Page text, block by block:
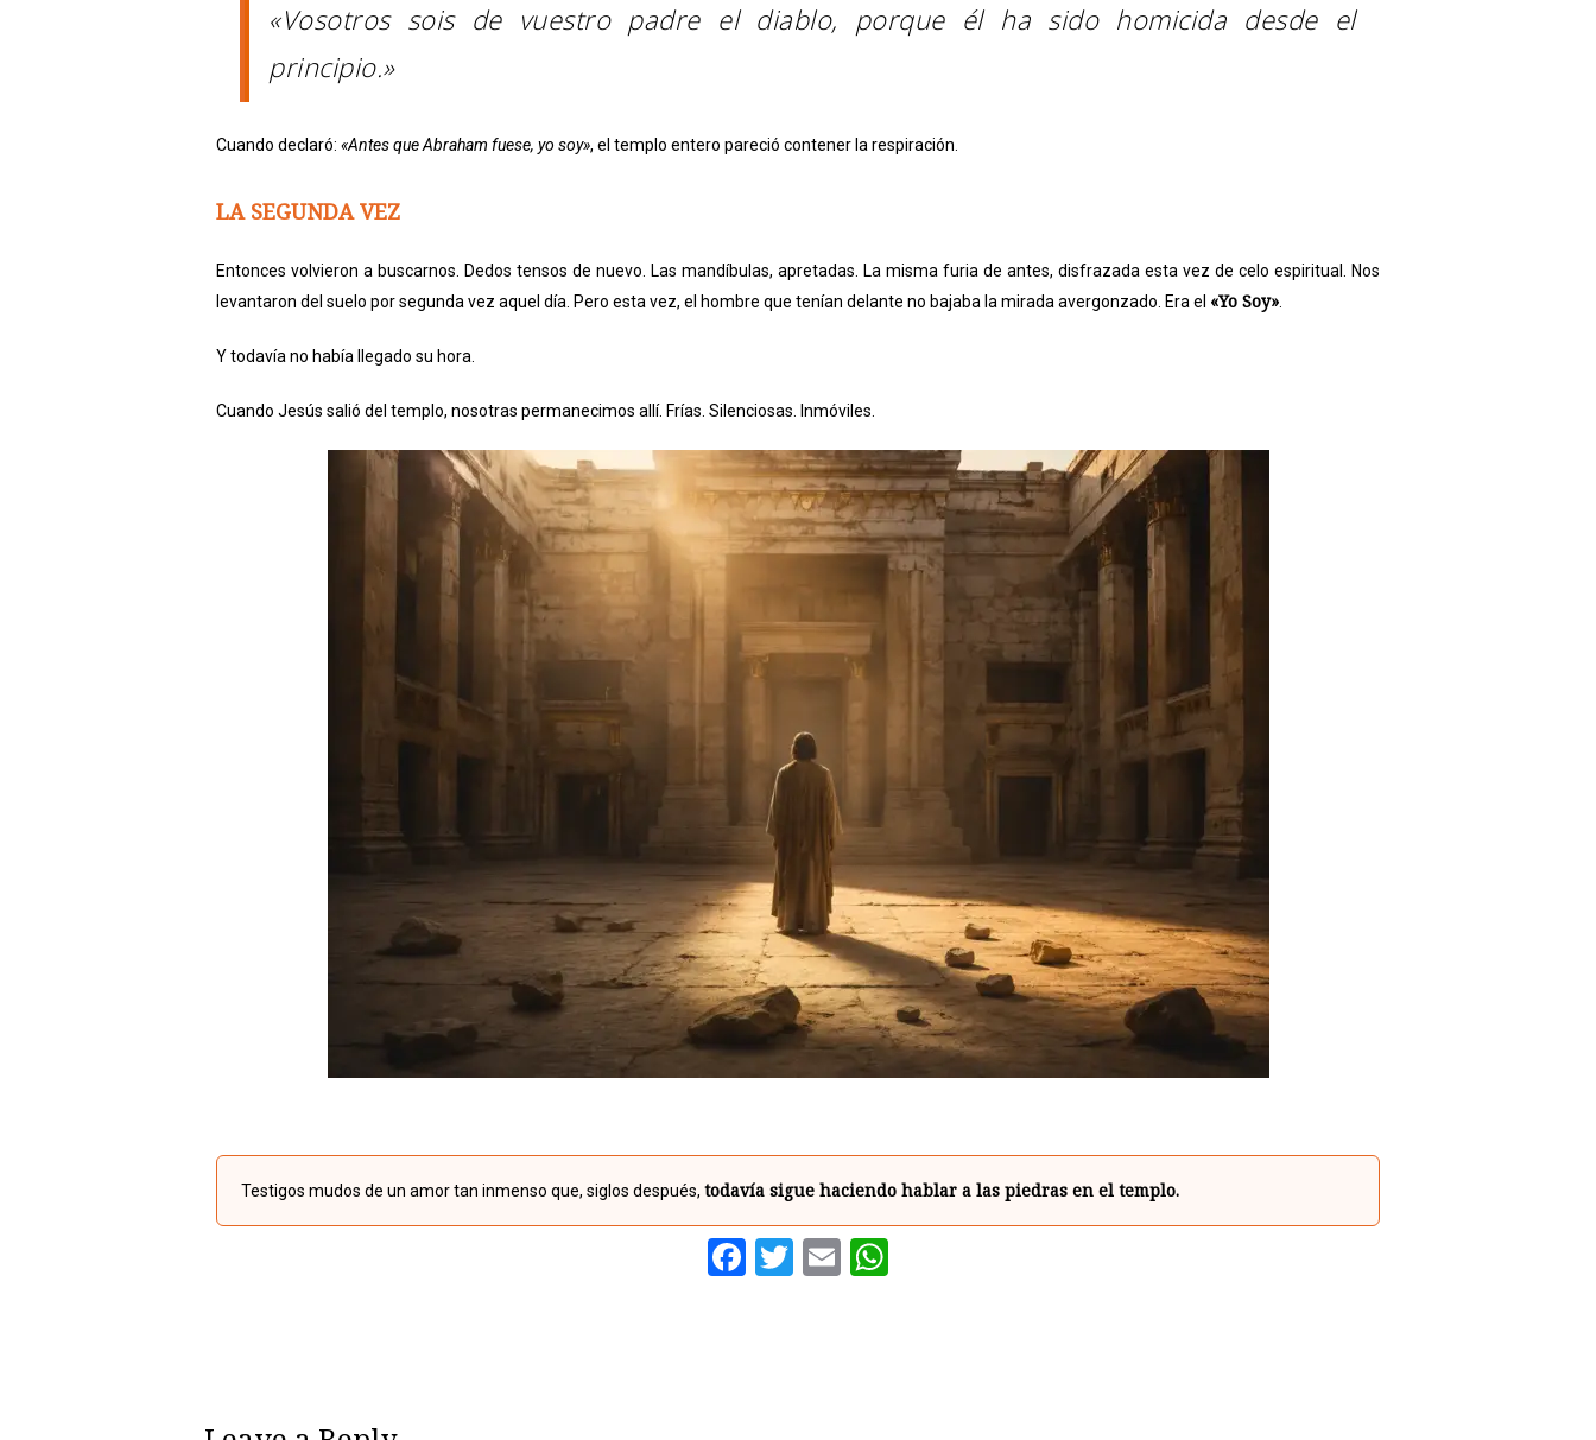
«Vosotros sois de vuestro padre el diablo, porque él ha sido homicida desde el
principio.»
Cuando declaró: «Antes que Abraham fuese, yo soy», el templo entero pareció contener la respiración.
LA SEGUNDA VEZ
Entonces volvieron a buscarnos. Dedos tensos de nuevo. Las mandíbulas, apretadas. La misma furia de antes, disfrazada esta vez de celo espiritual. Nos
levantaron del suelo por segunda vez aquel día. Pero esta vez, el hombre que tenían delante no bajaba la mirada avergonzado. Era el «Yo Soy»
Y todavía no había llegado su hora.
Cuando Jesús salió del templo, nosotras permanecimos allí. Frías. Silenciosas. Inmóviles.
Testigos mudos de un amor tan inmenso que, siglos después, todavía sigue haciendo hablar a las piedras en el templo.
Facebook
Twitter
Email